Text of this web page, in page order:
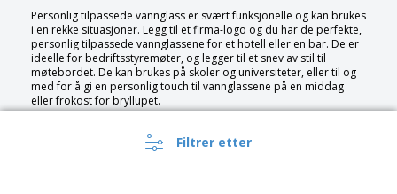
Filtrer etter
Personlig tilpassede vannglass er svært funksjonelle og kan brukes
i en rekke situasjoner. Legg til et firma-logo og du har de perfekte,
personlig tilpassede vannglassene for et hotell eller en bar. De er
ideelle for bedriftsstyremøter, og legger til et snev av stil til
møtebordet. De kan brukes på skoler og universiteter, eller til og
med for å gi en personlig touch til vannglassene på en middag
eller frokost for bryllupet.